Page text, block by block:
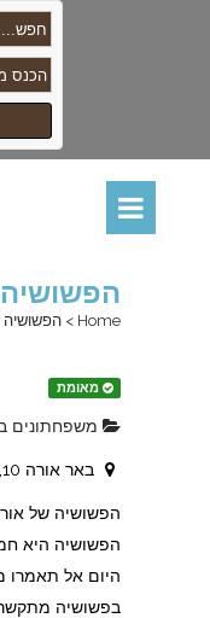
Home
> הפשושיה
מאומת
משפחתונים
באר אורה 10, רמת גן
הפשושיה של
היום אל תאמרו
בפשושיה